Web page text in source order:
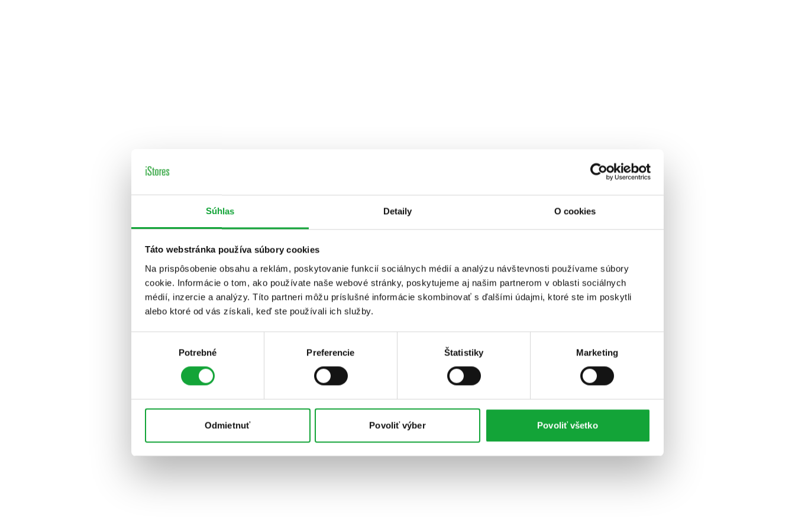
Súhlas Detaily O cookies
Táto webstránka používa súbory cookies
Na prispôsobenie obsahu a reklám, poskytovanie funkcií sociálnych médií a analýzu návštevnosti používame súbory
cookie. Informácie o tom, ako používate naše webové stránky, poskytujeme aj našim partnerom v oblasti sociálnych
médií, inzercie a analýzy. Títo partneri môžu príslušné informácie skombinovať s ďalšími údajmi, ktoré ste im poskytli
alebo ktoré od vás získali, keď ste používali ich služby.
Potrebné Preferencie Štatistiky Marketing
Odmietnuť Povoliť výber Povoliť všetko